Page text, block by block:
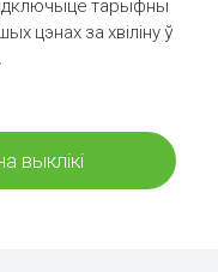
тарыфны
цэнах за хвіліну ў
выклікі